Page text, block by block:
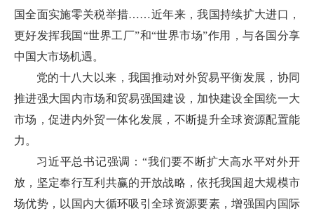
国全面实施零关税举措……近年来，我国持续扩大进口，
更好发挥我国“世界工厂”和“世界市场”作用，与各国分享
中国大市场机遇。
党的十八大以来，我国推动对外贸易平衡发展，协同
推进强大国内市场和贸易强国建设，加快建设全国统一大
市场，促进内外贸一体化发展，不断提升全球资源配置能
力。
习近平总书记强调：“我们要不断扩大高水平对外开
放，坚定奉行互利共赢的开放战略，依托我国超大规模市
场优势，以国内大循环吸引全球资源要素，增强国内国际